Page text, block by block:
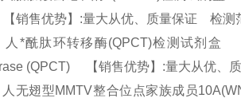
销售优势】:量大从优、质量保证 检测
*酰肽环转移酶(QPCT)检测试剂盒
(QPCT) 【销售优势】:量大从优、
无翅型MMTV整合位点家族成员